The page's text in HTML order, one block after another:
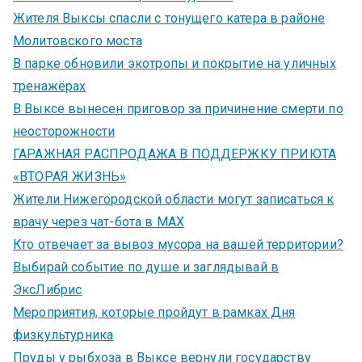
Жителя Выксы спасли с тонущего катера в районе
Молитовского моста
В парке обновили экотропы и покрытие на уличных
тренажёрах
В Выксе вынесен приговор за причинение смерти по
неосторожности
ГАРАЖНАЯ РАСПРОДАЖА В ПОДДЕРЖКУ ПРИЮТА
«ВТОРАЯ ЖИЗНЬ»
Жители Нижегородской области могут записаться к
врачу через чат-бота в MAX
Кто отвечает за вывоз мусора на вашей территории?
Выбирай событие по душе и заглядывай в
ЭксЛибрис
Мероприятия, которые пройдут в рамках Дня
физкультурника
Пруды у рыбхоза в Выксе вернули государству